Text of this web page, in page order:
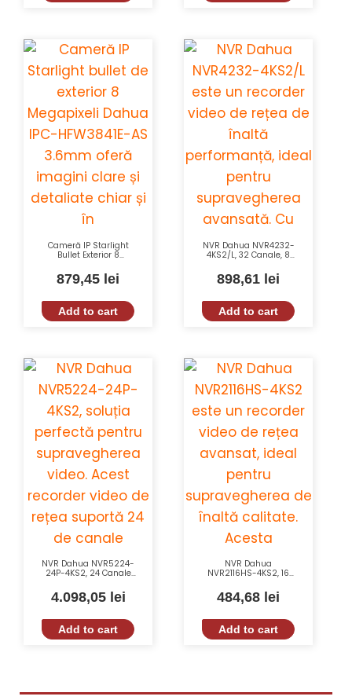
Cameră IP Starlight
Bullet Exterior 8
HFW3841E-AS 3.6mm
cu IR 30m și WDR
879,45 lei
Add to cart
NVR Dahua NVR4232-
4KS2/L, 32 Canale, 8
Smart, Detectie Facială,
SMD Plus
898,61 lei
Add to cart
NVR Dahua NVR5224-
24P-4KS2, 24 Canale
Supraveghere
Profesională
4.098,05 lei
Add to cart
NVR Dahua
NVR2116HS-4KS2, 16
H.265, Monitorizare
Avansată
484,68 lei
Add to cart